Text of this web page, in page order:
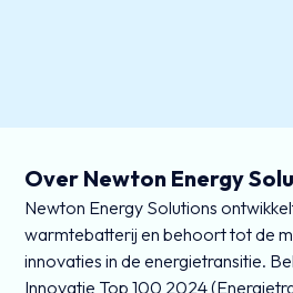
Over Newton Energy
Newton Energy Solutions
warmtebatterij en behoort tot de
innovaties in de energietransitie.
Innovatie Top 100 2024